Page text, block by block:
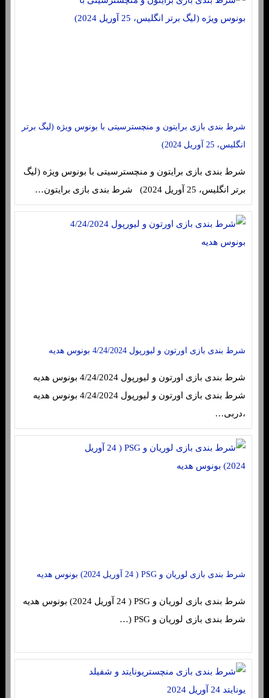
شرط بندی بازی برایتون و منچسترسیتی با بونوس ویژه (لیگ برتر
انگلیس، 25 آوریل 2024)
شرط بندی بازی برایتون و منچسترسیتی با بونوس ویژه (لیگ
برتر انگلیس، 25 آوریل 2024) شرط بندی بازی برایتون…
شرط بندی بازی اورتون و لیورپول 4/24/2024 بونوس هدیه
شرط بندی بازی اورتون و لیورپول 4/24/2024 بونوس هدیه
شرط بندی بازی اورتون و لیورپول 4/24/2024 بونوس هدیه
،دربی…
شرط بندی بازی لوریان و PSG ( 24 آوریل 2024) بونوس هدیه
شرط بندی بازی لوریان و PSG ( 24 آوریل 2024) بونوس هدیه
شرط بندی بازی لوریان و PSG (…